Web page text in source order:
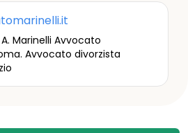
Marinelli Avvocato
Avvocato divorzista